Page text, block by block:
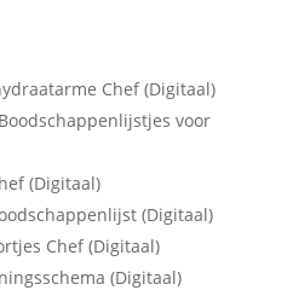
Chef (Digitaal)
voor
(Digitaal)
(Digitaal)
Chef (Digitaal)
(Digitaal)